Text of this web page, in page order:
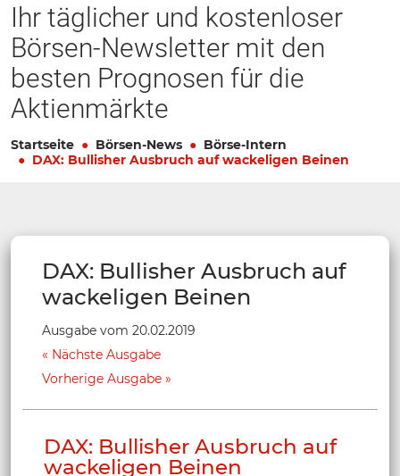
Ihr täglicher und kostenloser
Börsen-Newsletter mit den
besten Prognosen für die
Aktienmärkte
Startseite Börsen-News
Börse-Intern
DAX: Bullisher Ausbruch auf wackeligen Beinen
DAX: Bullisher Ausbruch auf
wackeligen Beinen
Ausgabe vom 20.02.2019
Nächste Ausgabe
Vorherige Ausgabe
DAX: Bullisher Ausbruch auf
wackeligen Beinen